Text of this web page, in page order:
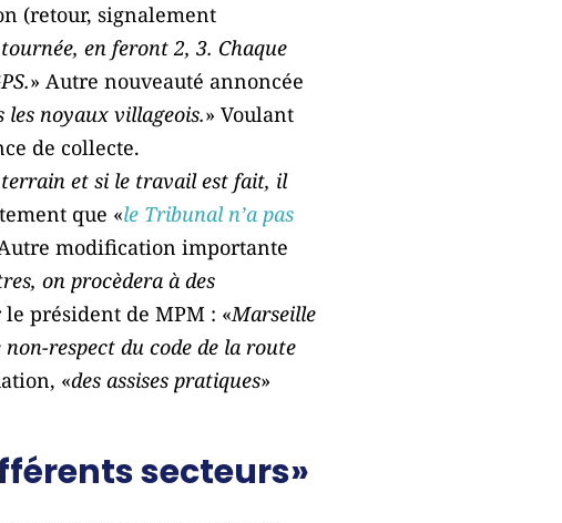
(retour, signalement
en feront 2, 3. Chaque
» Autre nouveauté annoncée
les noyaux villageois.» Voulant
de collecte.
et si le travail est fait, il
que «le Tribunal n’a pas
modification importante
on procèdera à des
président de MPM : «Marseille
non-respect du code de la route
«des assises pratiques»
secteurs»